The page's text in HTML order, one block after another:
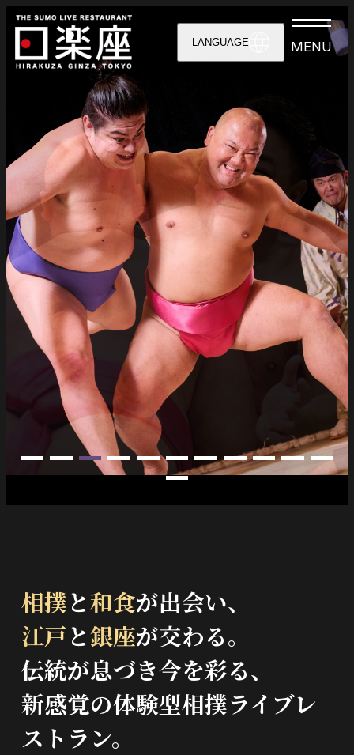
LANGUAGE MENU
HOME
ABOUT
SHOW＆TICKET
CAST
DINING
CALENDAR
ACCESS
NEWS
TRAVEL AGENCY
相撲と和食が出会い、
江戸と銀座が交わる。
伝統が息づき今を彩る、
新感覚の体験型相撲ライブレ
ストラン。